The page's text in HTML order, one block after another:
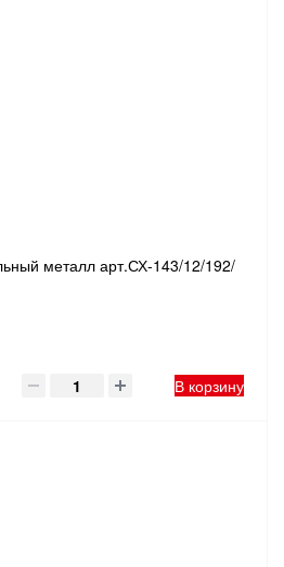
МАТЕРИАЛЫ
металл арт.СХ-143/12/192/
В корзину